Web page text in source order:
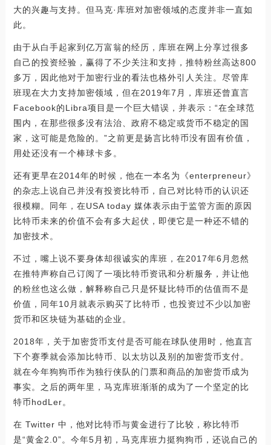
大的兴趣与支持。但马克·库班对加密领域的态度并非一直如
此。
由于从白手起家到亿万富翁的经历，库班在网上分享过很多
自己的投资经验，赢得了不少关注和支持，推特粉丝高达800
多万，因此他对于加密行业的看法也格外引人关注。尽管库
班现在大力支持加密领域，但在2019年7月，库班还曾直言
Facebook的Libra项目是一个巨大错误，并表示：“在全球范
围内，在那些很多没有法治、政府不稳定或货币不稳定的国
家，这可能是危险的。”之前更是扬言比特币没有固有价值，
用处还没有一个棒球卡多。
还有更早在2014年的时候，他在一本名为《enterpreneur》
的杂志上说自己并没有投资比特币，自己对比特币的认识还
很模糊。同年，在USA today 媒体表示由于监管方面的原因
比特币未来的价值不会有多大起伏，即便它是一种还不错的
加密技术。
不过，嘴上说不要身体却很诚实的库班，在2017年6月忽然
在推特声称自己订阅了一项比特币资讯和分析服务，并让他
的粉丝也这么做，解释称自己只是怀疑比特币的估值而不是
价值，同年10月就表示购买了比特币，也投资过不少以加密
货币和区块链为基础的企业。
2018年，关于加密货币支付是否可能在球队使用时，他直言
下个赛季就会添加比特币、以太坊以及别的加密货币支付。
就在今年狗狗币作为独行侠队的门票和商品的加密货币成为
事实。之后的两年里，马克库班渐渐的成为了一个坚定的比
特币hodLer。
在 Twitter 中，他对比特币与黄金进行了比较，称比特币
是“黄金2.0”。今年5月初，马克库班力挺狗狗币，还说自己的